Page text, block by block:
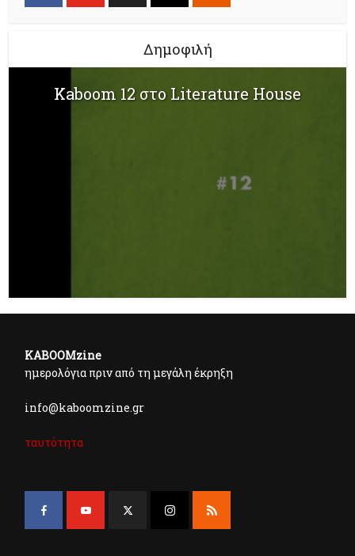
Δημοφιλή
Kaboom 12 στο Literature House
KABOOMzine
ημερολόγια πριν από τη μεγάλη έκρηξη
info@kaboomzine.gr
ταυτότητα